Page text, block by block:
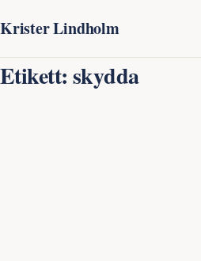
Krister Lindholm
Etikett:skydda